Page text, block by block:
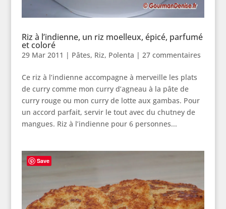
Riz à l’indienne, un riz moelleux, épicé, parfumé
et coloré
29 Mar 2011 | Pâtes, Riz, Polenta | 27 commentaires
Ce riz à l’indienne accompagne à merveille les plats
de curry comme mon curry d’agneau à la pâte de
curry rouge ou mon curry de lotte aux gambas. Pour
un accord parfait, servir le tout avec du chutney de
mangues. Riz à l’indienne pour 6 personnes...
Save